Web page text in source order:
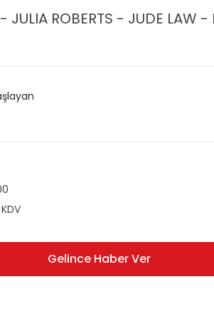
JULIA ROBERTS - JUDE LAW
Gelince Haber Ver